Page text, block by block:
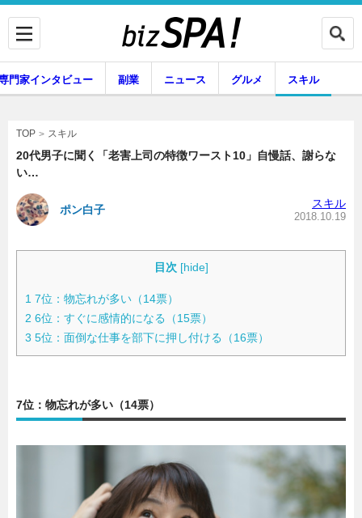
専門家インタビュー
グルメ
連載一覧
門家インタビュー 副業 ニュース グルメ スキル
TOP スキル
20代男子に聞く「老害上司の特徴ワースト10」自慢話、謝らな
い…
ポン白子 スキル
2018.10.19
目次 [hide]
1 7位：物忘れが多い（14票）
2 6位：すぐに感情的になる（15票）
3 5位：面倒な仕事を部下に押し付ける（16票）
7位：物忘れが多い（14票）